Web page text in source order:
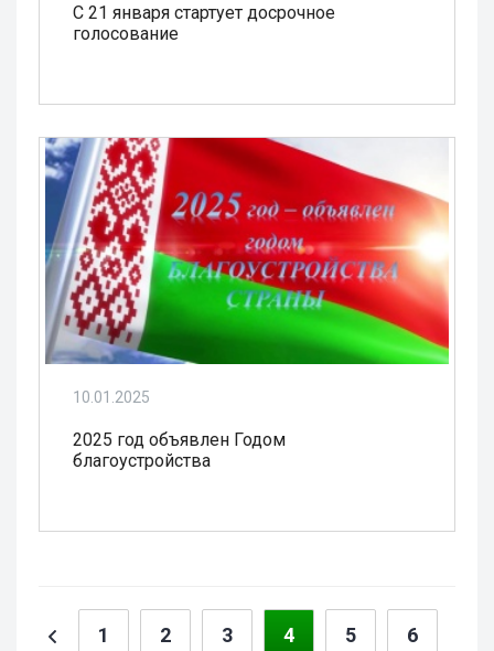
С 21 января стартует досрочное
голосование
10.01.2025
2025 год объявлен Годом
благоустройства
1 2 3 4 5 6